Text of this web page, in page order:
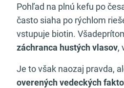
Pohľad na plnú kefu po
často siaha po rýchlom
vstupuje biotin.
záchranca hustých vlasov,
Je to však naozaj pravda,
overených vedeckých